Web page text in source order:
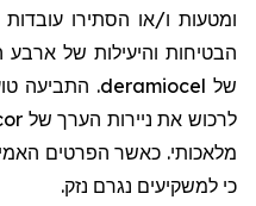
ומטעות ו/או הסתירו עובדות
של deramiocel. התביעה
לרכוש את ניירות הערך של
מלאכותי. כאשר הפרטים
כי למשקיעים נגרם נזק.